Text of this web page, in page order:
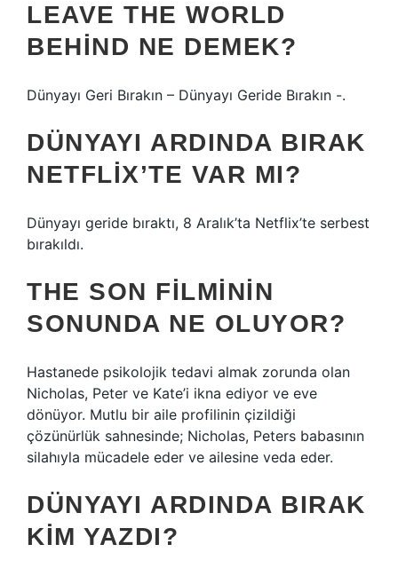
LEAVE THE WORLD
BEHIND NE DEMEK?
Dünyayı Geri Bırakın – Dünyayı Geride Bırakın -.
DÜNYAYI ARDINDA BIRAK
NETFLIX’TE VAR MI?
Dünyayı geride bıraktı, 8 Aralık’ta Netflix’te serbest
bırakıldı.
THE SON FILMININ
SONUNDA NE OLUYOR?
Hastanede psikolojik tedavi almak zorunda olan
Nicholas, Peter ve Kate’i ikna ediyor ve eve
dönüyor. Mutlu bir aile profilinin çizildiği
çözünürlük sahnesinde; Nicholas, Peters babasının
silahıyla mücadele eder ve ailesine veda eder.
DÜNYAYI ARDINDA BIRAK
KIM YAZDI?